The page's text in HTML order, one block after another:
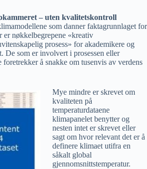
– uten kvalitetskontroll
som danner faktagrunnlaget for
er nøkkelbegrepene «kreativ
prosess» for akademikere og
De som er involvert i prosessen eller
å snakke om tusenvis av verdens
Mye mindre er skrevet om
kvaliteten på
temperaturdataene
klimapanelet benytter og
nesten intet er skrevet eller
sagt om hvor relevant det er å
definere klimaet utifra en
såkalt global
gjennomsnittstemperatur.